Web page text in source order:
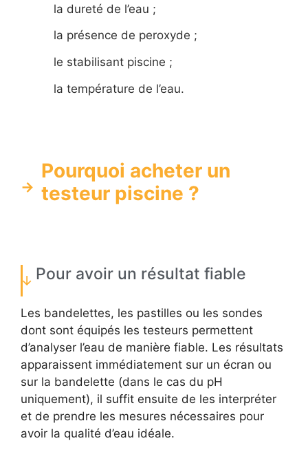
la dureté de l’eau ;
la présence de peroxyde ;
le stabilisant piscine ;
la température de l’eau.
Pourquoi acheter un
testeur piscine ?
Pour avoir un résultat fiable
Les bandelettes, les pastilles ou les sondes
dont sont équipés les testeurs permettent
d’analyser l’eau de manière fiable. Les résultats
apparaissent immédiatement sur un écran ou
sur la bandelette (dans le cas du pH
uniquement), il suffit ensuite de les interpréter
et de prendre les mesures nécessaires pour
avoir la qualité d’eau idéale.